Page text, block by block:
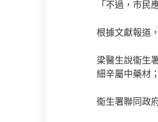
「不過，市
根據文獻報道
梁醫生說衞生
細辛屬中藥材
衞生署聯同政